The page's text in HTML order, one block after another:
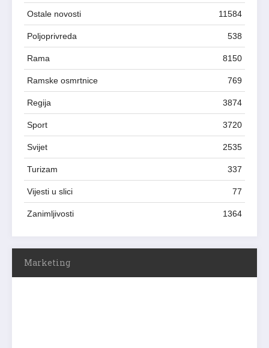
Ostale novosti 11584
Poljoprivreda 538
Rama 8150
Ramske osmrtnice 769
Regija 3874
Sport 3720
Svijet 2535
Turizam 337
Vijesti u slici 77
Zanimljivosti 1364
Marketing